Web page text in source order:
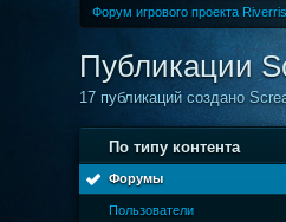
Форум игрового проекта
Публикации
17 публикаций создано
По типу контента
Форумы
Пользователи